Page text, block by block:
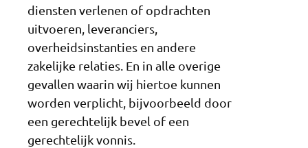
diensten verlenen of opdrachten
uitvoeren, leveranciers,
overheidsinstanties en andere
zakelijke relaties. En in alle overige
gevallen waarin wij hiertoe kunnen
worden verplicht, bijvoorbeeld door
een gerechtelijk bevel of een
gerechtelijk vonnis.